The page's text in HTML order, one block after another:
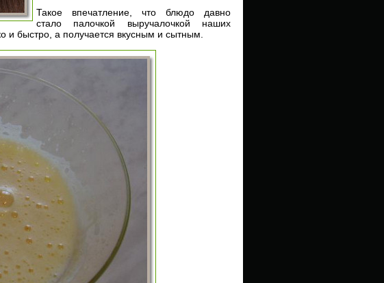
Такое впечатление, что блюдо давно
стало палочкой выручалочкой наших
и быстро, а получается вкусным и сытным.